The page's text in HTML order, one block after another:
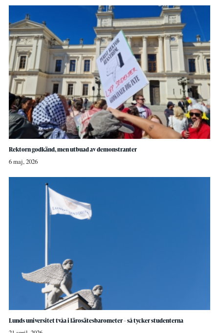
Rektorn godkänd, men utbuad av demonstranter
6 maj, 2026
Lunds universitet tvåa i lärosätesbarometer – så tycker studenterna